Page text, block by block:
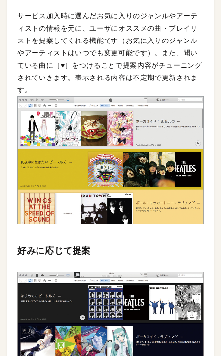
サービス加入時に選んだお気に入りのジャンルやアーテ
ィストの情報を元に、ユーザにオススメの曲・プレイリ
ストを提案してくれる機能です（お気に入りのジャンル
やアーティストはいつでも変更可能です）。また、聞い
ている曲に［♥］をつけることで提案内容がチューニング
されていきます。表示される内容は不定期で更新されま
す。
好みに応じて提案